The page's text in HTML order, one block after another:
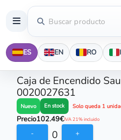
ES EN RO
Caja de Encendido
0020027631
Nuevo En stock Solo queda 1
Precio102.49€IVA 21% incluido
- 0 +